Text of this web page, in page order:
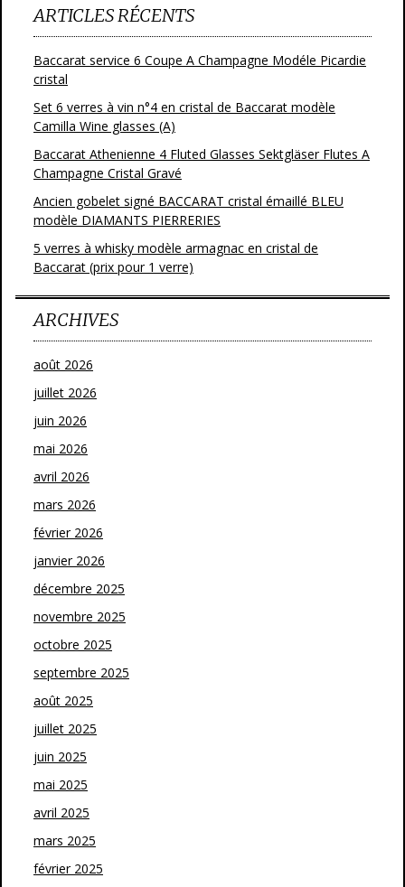
ARTICLES RÉCENTS
Baccarat service 6 Coupe A Champagne Modéle Picardie
cristal
Set 6 verres à vin n°4 en cristal de Baccarat modèle
Camilla Wine glasses (A)
Baccarat Athenienne 4 Fluted Glasses Sektgläser Flutes A
Champagne Cristal Gravé
Ancien gobelet signé BACCARAT cristal émaillé BLEU
modèle DIAMANTS PIERRERIES
5 verres à whisky modèle armagnac en cristal de
Baccarat (prix pour 1 verre)
ARCHIVES
août 2026
juillet 2026
juin 2026
mai 2026
avril 2026
mars 2026
février 2026
janvier 2026
décembre 2025
novembre 2025
octobre 2025
septembre 2025
août 2025
juillet 2025
juin 2025
mai 2025
avril 2025
mars 2025
février 2025